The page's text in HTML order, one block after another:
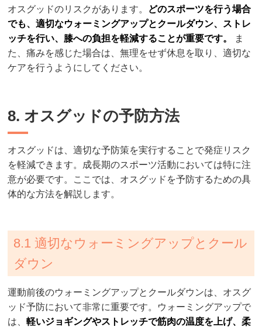
オスグッドのリスクがあります。 どのスポーツを行う場合
でも、適切なウォーミングアップとクールダウン、ストレ
ッチを行い、膝への負担を軽減することが重要です。
ま
た、痛みを感じた場合は、無理をせず休息を取り、適切な
ケアを行うようにしてください。
8. オスグッドの予防方法
オスグッドは、適切な予防策を実行することで発症リスク
を軽減できます。成長期のスポーツ活動においては特に注
意が必要です。ここでは、オスグッドを予防するための具
体的な方法を解説します。
8.1 適切なウォーミングアップとクール
ダウン
運動前後のウォーミングアップとクールダウンは、オスグ
ッド予防において非常に重要です。ウォーミングアップで
は、軽いジョギングやストレッチで筋肉の温度を上げ、柔